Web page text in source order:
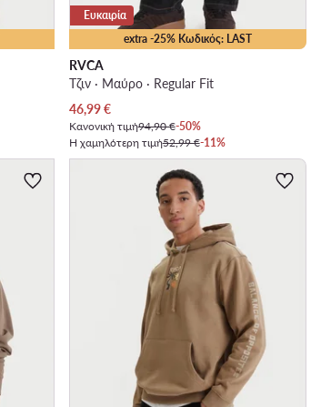
extra -25% Κωδικός: LAST
Ευκαιρία
RVCA
Τζιν · Μαύρο · Regular Fit
Τρέχουσα τιμή
46,99€
Κανονική τιμή94,90 €-50%
Η χαμηλότερη τιμή52,99 €-11%